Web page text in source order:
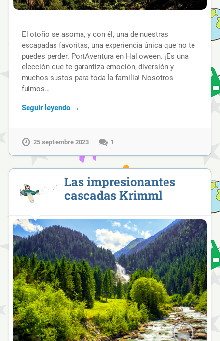
El otoño se asoma, y con él, una de nuestras
escapadas favoritas, una experiencia única que no te
puedes perder. PortAventura en Halloween. ¡Es una
elección que te garantiza emoción, diversión y
muchos sustos para toda la familia! Nosotros
fuimos…
Seguir leyendo →
25 septiembre 2023 1
Las impresionantes
cascadas Krimml